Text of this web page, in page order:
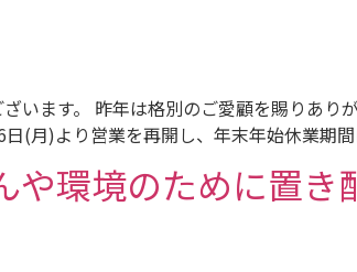
います。 昨年は格別のご愛顧を賜りあ
日(月)より営業を再開し、年末年始休業期
や環境のために置き